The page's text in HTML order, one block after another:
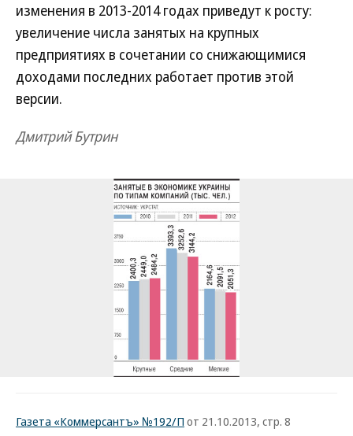
изменения в 2013-2014 годах приведут к росту:
увеличение числа занятых на крупных
предприятиях в сочетании со снижающимися
доходами последних работает против этой
версии.
Дмитрий Бутрин
Газета «Коммерсантъ» №192/П от 21.10.2013, стр. 8